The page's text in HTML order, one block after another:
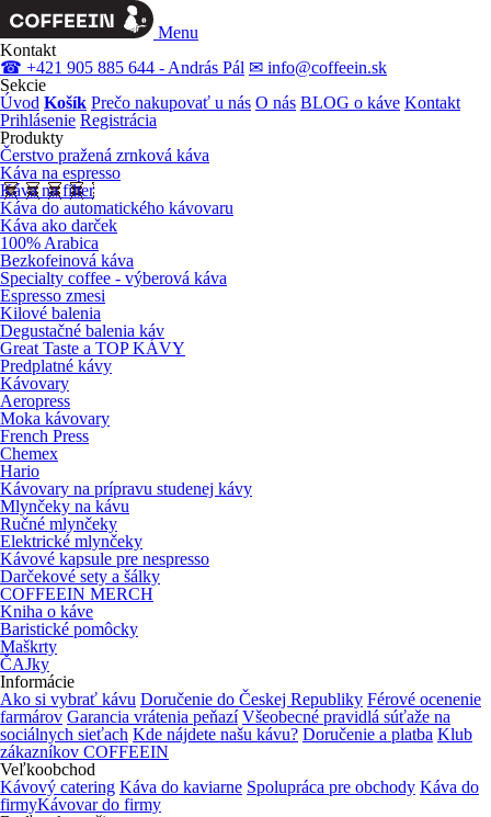
Menu
Kontakt
☎ +421 905 885 644 - András Pál ✉ info@coffeein.sk
Sekcie
Úvod Košík Prečo nakupovať u nás O nás BLOG o káve Kontakt
Prihlásenie Registrácia
Produkty
Čerstvo pražená zrnková káva
Káva na espresso
Káva na filter
Káva do automatického kávovaru
Káva ako darček
100% Arabica
Bezkofeinová káva
Specialty coffee - výberová káva
Espresso zmesi
Kilové balenia
Degustačné balenia káv
Great Taste a TOP KÁVY
Predplatné kávy
Kávovary
Aeropress
Moka kávovary
French Press
Chemex
Hario
Kávovary na prípravu studenej kávy
Mlynčeky na kávu
Ručné mlynčeky
Elektrické mlynčeky
Kávové kapsule pre nespresso
Darčekové sety a šálky
COFFEEIN MERCH
Kniha o káve
Baristické pomôcky
Maškrty
ČAJky
Informácie
Ako si vybrať kávu Doručenie do Českej Republiky Férové ocenenie
farmárov Garancia vrátenia peňazí Všeobecné pravidlá súťaže na
sociálnych sieťach Kde nájdete našu kávu? Doručenie a platba Klub
zákazníkov COFFEEIN
Veľkoobchod
Kávový catering Káva do kaviarne Spolupráca pre obchody Káva do
firmyKávovar do firmy